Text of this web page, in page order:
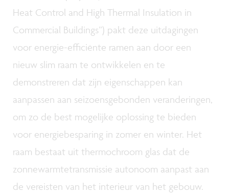
Heat Control and High Thermal Insulation in
Commercial Buildings”) pakt deze uitdagingen
voor energie-efficiënte ramen aan door een
nieuw slim raam te ontwikkelen en te
demonstreren dat zijn eigenschappen kan
aanpassen aan seizoensgebonden veranderingen,
om zo de best mogelijke oplossing te bieden
voor energiebesparing in zomer en winter. Het
raam bestaat uit thermochroom glas dat de
zonnewarmtetransmissie autonoom aanpast aan
de vereisten van het interieur van het gebouw.